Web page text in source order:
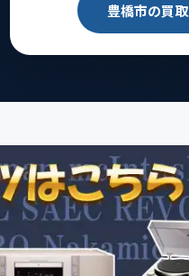
豊橋市の買